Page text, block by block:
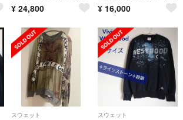
¥ 24,800 ¥ 16,000
スウェット スウェット